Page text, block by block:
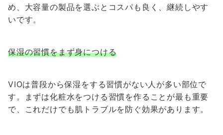
め、大容量の製品を選ぶとコスパも良く、継続しやす
いです。
保湿の習慣をまず身につける
VIOは普段から保湿をする習慣がない人が多い部位で
す。まずは化粧水をつける習慣を作ることが最も重要
で、これだけでも肌トラブルを防ぐ効果があります。